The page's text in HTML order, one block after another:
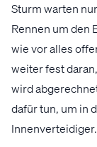
Sturm warten
Rennen um den
wie vor alles
weiter fest
wird
dafür tun, um in
Innenverteidiger.